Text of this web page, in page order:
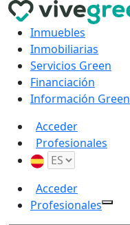
Inmuebles
Inmobiliarias
Servicios Green
Financiación
Información Green
Acceder
Profesionales
Acceder
Profesionales